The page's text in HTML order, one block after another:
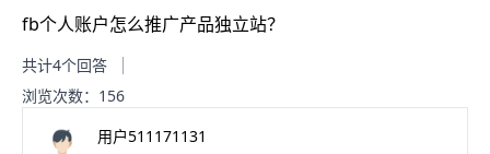
fb个人账户怎么推广产品独立站？
共计4个回答
浏览次数：156
用户511171131